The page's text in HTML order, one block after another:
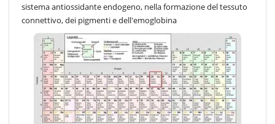
sistema antiossidante endogeno, nella formazione del tessuto
connettivo, dei pigmenti e dell'emoglobina